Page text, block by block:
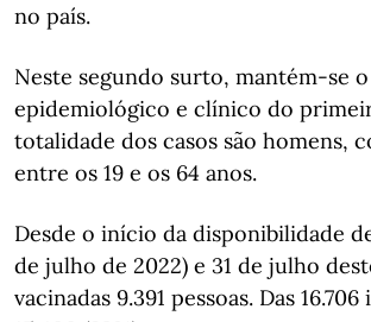
no país.
Neste segundo surto, mantém-se
epidemiológico e clínico do
totalidade dos casos são homens,
entre os 19 e os 64 anos.
Desde o início da disponibilidade
de julho de 2022) e 31 de julho
vacinadas 9.391 pessoas. Das